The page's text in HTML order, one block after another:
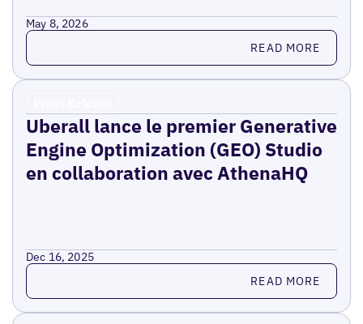
May 8, 2026
Read more READ MORE
Uberall lance le premier Generative
Engine Optimization (GEO) Studio
en collaboration avec AthenaHQ
Dec 16, 2025
Read more READ MORE